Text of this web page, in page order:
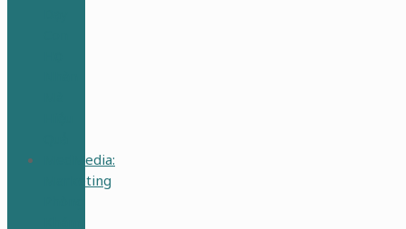
MedMedia:
Marketing